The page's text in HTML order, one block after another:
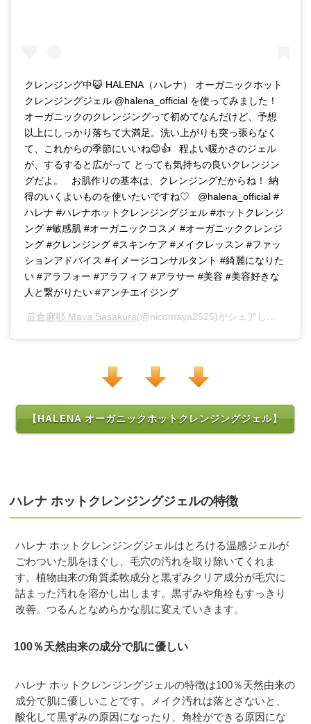
クレンジング中😺 HALENA（ハレナ） オーガニックホット
クレンジングジェル @halena_official を使ってみました！
オーガニックのクレンジングって初めてなんだけど、予想
以上にしっかり落ちて大満足。洗い上がりも突っ張らなく
て、これからの季節にいいね😊👍 程よい暖かさのジェル
が、するすると広がって とっても気持ちの良いクレンジン
グだよ。 お肌作りの基本は、クレンジングだからね！ 納
得のいくよいものを使いたいですね♡ @halena_official #
ハレナ #ハレナホットクレンジングジェル #ホットクレンジ
ング #敏感肌 #オーガニックコスメ #オーガニッククレンジ
ング #クレンジング #スキンケア #メイクレッスン #ファッ
ションアドバイス #イメージコンサルタント #綺麗になりた
い #アラフォー #アラフィフ #アラサー #美容 #美容好きな
人と繋がりたい #アンチエイジング
笹倉麻耶 Maya Sasakura(@nicomaya2525)がシェアした投稿 -
【HALENA オーガニックホットクレンジングジェル】
ハレナ ホットクレンジングジェルの特徴
ハレナ ホットクレンジングジェルはとろける温感ジェルが
ごわついた肌をほぐし、毛穴の汚れを取り除いてくれま
す。植物由来の角質柔軟成分と黒ずみクリア成分が毛穴に
詰まった汚れを溶かし出します。黒ずみや角栓もすっきり
改善。つるんとなめらかな肌に変えていきます。
100％天然由来の成分で肌に優しい
ハレナ ホットクレンジングジェルの特徴は100％天然由来の
成分で肌に優しいことです。メイク汚れは落とさないと、
酸化して黒ずみの原因になったり、角栓ができる原因にな